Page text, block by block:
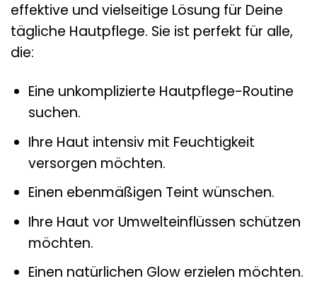
effektive und vielseitige Lösung für Deine
tägliche Hautpflege. Sie ist perfekt für alle,
die:
Eine unkomplizierte Hautpflege-Routine
suchen.
Ihre Haut intensiv mit Feuchtigkeit
versorgen möchten.
Einen ebenmäßigen Teint wünschen.
Ihre Haut vor Umwelteinflüssen schützen
möchten.
Einen natürlichen Glow erzielen möchten.